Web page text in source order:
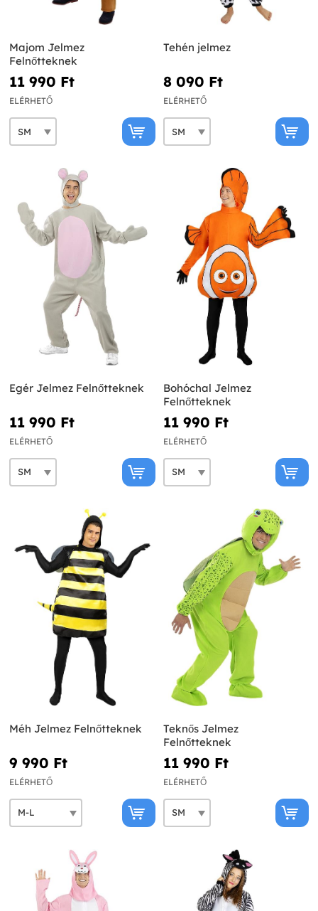
Majom Jelmez
Felnőtteknek
11 990 Ft‎
ELÉRHETŐ
Tehén jelmez
8 090 Ft‎
ELÉRHETŐ
Egér Jelmez Felnőtteknek
11 990 Ft‎
ELÉRHETŐ
Bohóchal Jelmez
Felnőtteknek
11 990 Ft‎
ELÉRHETŐ
Méh Jelmez Felnőtteknek
9 990 Ft‎
ELÉRHETŐ
Teknős Jelmez
Felnőtteknek
11 990 Ft‎
ELÉRHETŐ